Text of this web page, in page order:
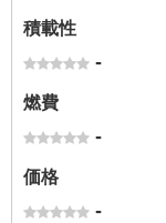
積載性
-
燃費
-
価格
-